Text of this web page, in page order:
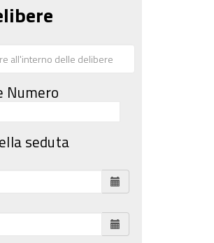
Numero
seduta